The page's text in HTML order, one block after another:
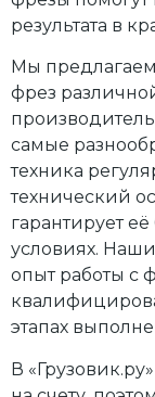
результата в
Мы
фрез
самые
техника
технический
гарантирует
условиях.
опыт работы с
этапах
В